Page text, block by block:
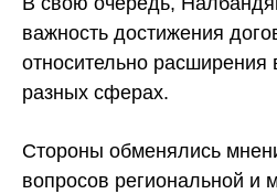
важность достижения
относительно расширения
разных сферах.
Стороны обменялись
вопросов региональной и